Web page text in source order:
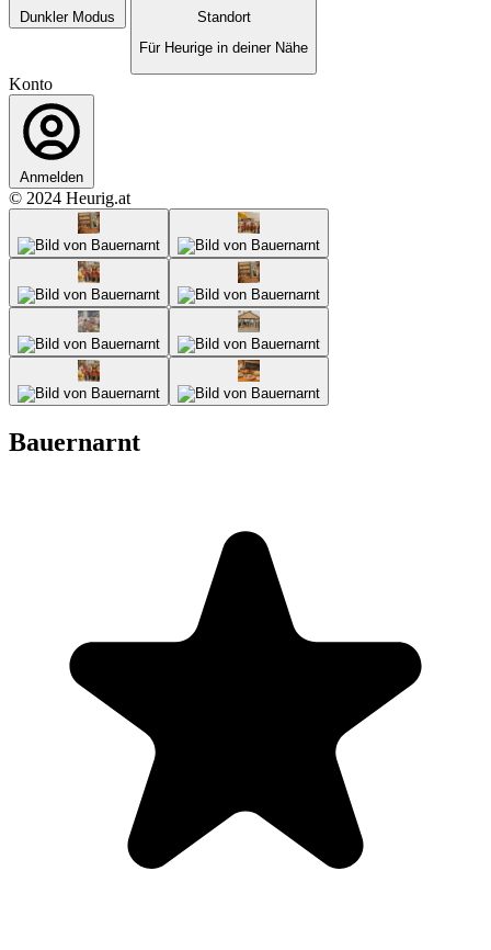
Dunkler Modus
Standort
Für Heurige in deiner Nähe
Konto
Anmelden
© 2024 Heurig.at
Bauernarnt